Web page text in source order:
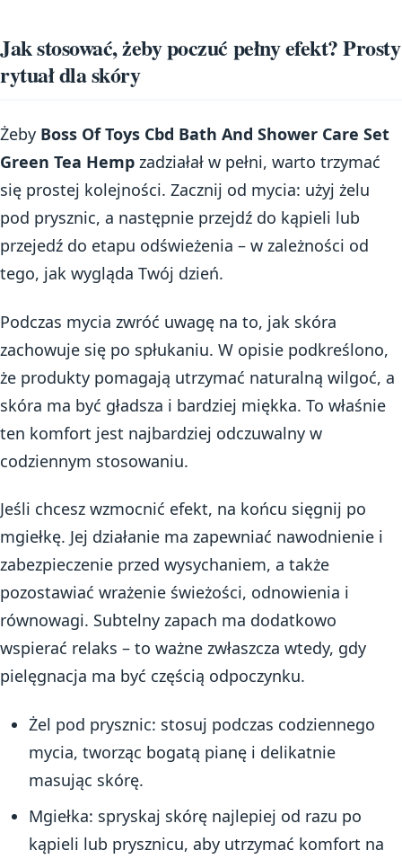
Jak stosować, żeby poczuć pełny efekt? Prosty
rytuał dla skóry
Żeby Boss Of Toys Cbd Bath And Shower Care Set
Green Tea Hemp zadziałał w pełni, warto trzymać
się prostej kolejności. Zacznij od mycia: użyj żelu
pod prysznic, a następnie przejdź do kąpieli lub
przejedź do etapu odświeżenia – w zależności od
tego, jak wygląda Twój dzień.
Podczas mycia zwróć uwagę na to, jak skóra
zachowuje się po spłukaniu. W opisie podkreślono,
że produkty pomagają utrzymać naturalną wilgoć, a
skóra ma być gładsza i bardziej miękka. To właśnie
ten komfort jest najbardziej odczuwalny w
codziennym stosowaniu.
Jeśli chcesz wzmocnić efekt, na końcu sięgnij po
mgiełkę. Jej działanie ma zapewniać nawodnienie i
zabezpieczenie przed wysychaniem, a także
pozostawiać wrażenie świeżości, odnowienia i
równowagi. Subtelny zapach ma dodatkowo
wspierać relaks – to ważne zwłaszcza wtedy, gdy
pielęgnacja ma być częścią odpoczynku.
Żel pod prysznic: stosuj podczas codziennego
mycia, tworząc bogatą pianę i delikatnie
masując skórę.
Mgiełka: spryskaj skórę najlepiej od razu po
kąpieli lub prysznicu, aby utrzymać komfort na